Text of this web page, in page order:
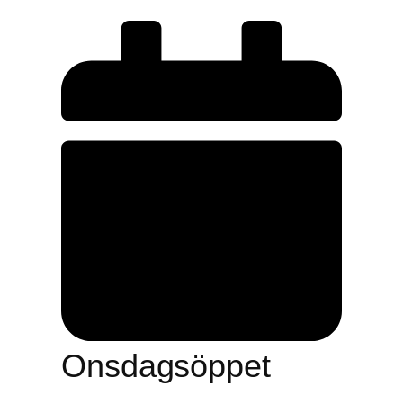
Onsdagsöppet